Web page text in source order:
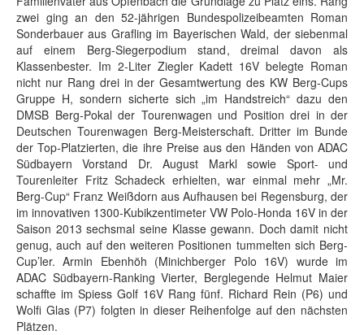
zwei ging an den 52-jährigen Bundespolizeibeamten Roman
Sonderbauer aus Grafling im Bayerischen Wald, der siebenmal
auf einem Berg-Siegerpodium stand, dreimal davon als
Klassenbester. Im 2-Liter Ziegler Kadett 16V belegte Roman
nicht nur Rang drei in der Gesamtwertung des KW Berg-Cups
Gruppe H, sondern sicherte sich „im Handstreich“ dazu den
DMSB Berg-Pokal der Tourenwagen und Position drei in der
Deutschen Tourenwagen Berg-Meisterschaft. Dritter im Bunde
der Top-Platzierten, die ihre Preise aus den Händen von ADAC
Südbayern Vorstand Dr. August Markl sowie Sport- und
Tourenleiter Fritz Schadeck erhielten, war einmal mehr „Mr.
Berg-Cup“ Franz Weißdorn aus Aufhausen bei Regensburg, der
im innovativen 1300-Kubikzentimeter VW Polo-Honda 16V in der
Saison 2013 sechsmal seine Klasse gewann. Doch damit nicht
genug, auch auf den weiteren Positionen tummelten sich Berg-
Cup’ler. Armin Ebenhöh (Minichberger Polo 16V) wurde im
ADAC Südbayern-Ranking Vierter, Berglegende Helmut Maier
schaffte im Spiess Golf 16V Rang fünf. Richard Rein (P6) und
Wolfi Glas (P7) folgten in dieser Reihenfolge auf den nächsten
Plätzen.